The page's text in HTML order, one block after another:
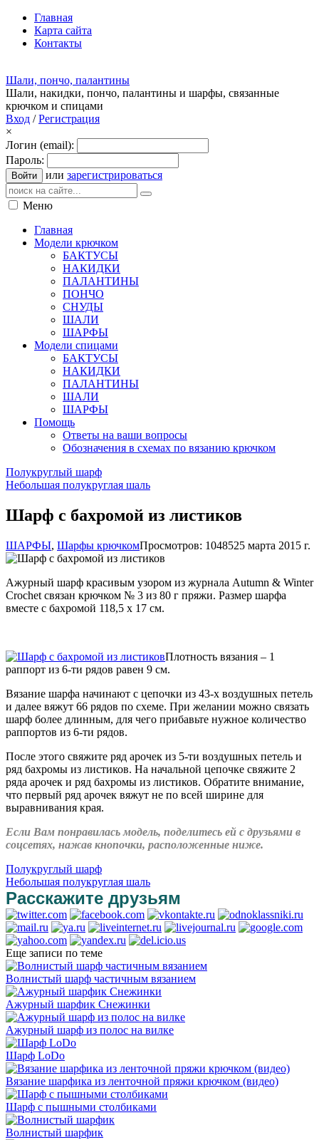
Главная
Карта сайта
Контакты
Шали, пончо, палантины
Шали, накидки, пончо, палантины и шарфы, связанные
крючком и спицами
Вход /Регистрация
×
Логин (email):
Пароль:
Войти или зарегистрироваться
Меню
Главная
Модели крючком
БАКТУСЫ
НАКИДКИ
ПАЛАНТИНЫ
ПОНЧО
СНУДЫ
ШАЛИ
ШАРФЫ
Модели спицами
БАКТУСЫ
НАКИДКИ
ПАЛАНТИНЫ
ШАЛИ
ШАРФЫ
Помощь
Ответы на ваши вопросы
Обозначения в схемах по вязанию крючком
Полукруглый шарф
Небольшая полукруглая шаль
Шарф с бахромой из листиков
ШАРФЫ, Шарфы крючкомПросмотров: 1048525 марта 2015 г.
Ажурный шарф красивым узором из журнала Autumn & Winter
Crochet связан крючком № 3 из 80 г пряжи. Размер шарфа
вместе с бахромой 118,5 х 17 см.
Плотность вязания – 1
раппорт из 6-ти рядов равен 9 см.
Вязание шарфа начинают с цепочки из 43-х воздушных петель
и далее вяжут 66 рядов по схеме. При желании можно связать
шарф более длинным, для чего прибавьте нужное количество
раппортов из 6-ти рядов.
После этого свяжите ряд арочек из 5-ти воздушных петель и
ряд бахромы из листиков. На начальной цепочке свяжите 2
ряда арочек и ряд бахромы из листиков. Обратите внимание,
что первый ряд арочек вяжут не по всей ширине для
выравнивания края.
Если Вам понравилась модель, поделитесь ей с друзьями в
соцсетях, нажав кнопочки, расположенные ниже.
Полукруглый шарф
Небольшая полукруглая шаль
Расскажите друзьям
Еще записи по теме
Волнистый шарф частичным вязанием
Ажурный шарфик Снежинки
Ажурный шарф из полос на вилке
Шарф LoDo
Вязание шарфика из ленточной пряжи крючком (видео)
Шарф с пышными столбиками
Волнистый шарфик